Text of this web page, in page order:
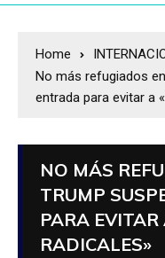
Home
No más refugiados
entrada para evitar a
NO MÁS
TRUMP
PARA
RADICALES»